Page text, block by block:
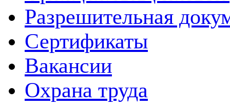
Разрешительная
Сертификаты
Вакансии
Охрана труда